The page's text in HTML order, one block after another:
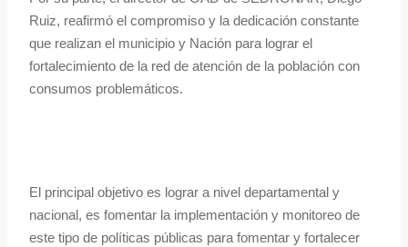
Ruiz, reafirmó el compromiso y la dedicación constante
que realizan el municipio y Nación para lograr el
fortalecimiento de la red de atención de la población con
consumos problemáticos.
El principal objetivo es lograr a nivel departamental y
nacional, es fomentar la implementación y monitoreo de
este tipo de políticas públicas para fomentar y fortalecer